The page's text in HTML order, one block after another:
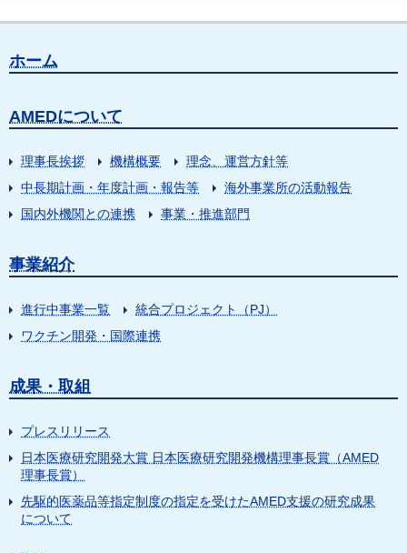
ホーム
AMEDについて
理事長挨拶 機構概要
理念、運営方針等
中長期計画・年度計画・報告等
海外事業所の活動報告
国内外機関との連携
事業・推進部門
事業紹介
進行中事業一覧
統合プロジェクト（PJ）
ワクチン開発・国際連携
成果・取組
プレスリリース
日本医療研究開発大賞 日本医療研究開発機構理事長賞（AMED
理事長賞）
先駆的医薬品等指定制度の指定を受けたAMED支援の研究成果
について